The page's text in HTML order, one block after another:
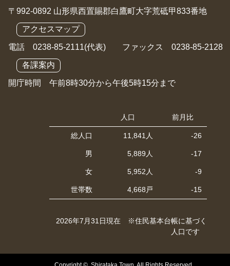
〒992-0892 山形県西置賜郡白鷹町大字荒砥甲833番地
アクセスマップ
電話 0238-85-2111(代表) ファックス 0238-85-2128
各課案内
開庁時間 午前8時30分から午後5時15分まで
人口 前月比
総人口 11,841人 -26
男 5,889人 -17
女 5,952人 -9
世帯数 4,668戸 -15
2026年7月31日現在 ※住民基本台帳に基づく
人口です